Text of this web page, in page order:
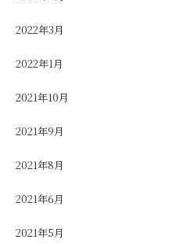
2022年3月
2022年1月
2021年10月
2021年9月
2021年8月
2021年6月
2021年5月